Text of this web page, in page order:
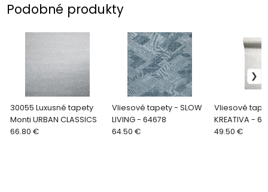
Podobné produkty
30055 Luxusné tapety
Monti URBAN CLASSICS
66.80 €
Vliesové tapety - SLOW
LIVING - 64678
64.50 €
Vliesové
KREATIVA -
49.50 €